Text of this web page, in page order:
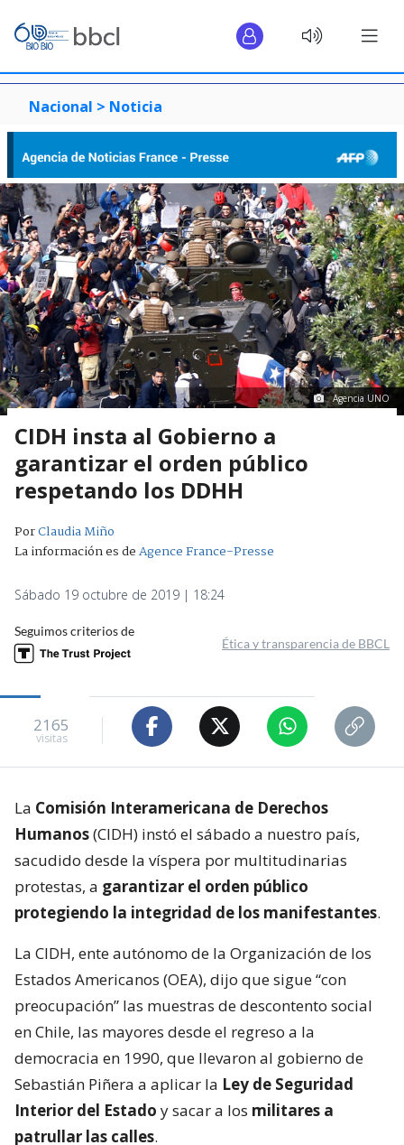
Nacional > Noticia
Agencia UNO
CIDH insta al Gobierno a
garantizar el orden público
respetando los DDHH
PorClaudia Miño
La información es deAgence France-Presse
Sábado 19 octubre de 2019 | 18:24
Seguimos criterios de
Ética y transparencia de BBCL
2165
visitas
La Comisión Interamericana de Derechos
Humanos(CIDH) instó el sábado a nuestro país,
sacudido desde la víspera por multitudinarias
protestas, a garantizar el orden público
protegiendo la integridad de los manifestantes.
La CIDH, ente autónomo de la Organización de los
Estados Americanos (OEA), dijo que sigue “con
preocupación” las muestras de descontento social
en Chile, las mayores desde el regreso a la
democracia en 1990, que llevaron al gobierno de
Sebastián Piñera a aplicar la Ley de Seguridad
Interior del Estado y sacar a los militares a
patrullar las calles.